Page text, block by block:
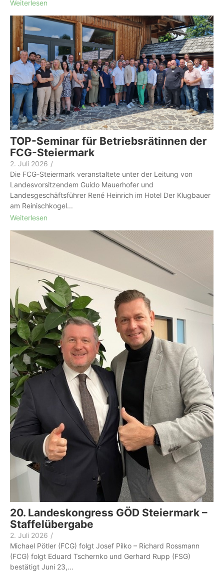
Weiterlesen
TOP-Seminar für Betriebsrätinnen der
FCG-Steiermark
2. Juli 2026 /
Die FCG-Steiermark veranstaltete unter der Leitung von
Landesvorsitzendem Guido Mauerhofer und
Landesgeschäftsführer René Heinrich im Hotel Der Klugbauer
am Reinischkogel...
Weiterlesen
20. Landeskongress GÖD Steiermark –
Staffelübergabe
2. Juli 2026 /
Michael Pötler (FCG) folgt Josef Pilko – Richard Rossmann
(FCG) folgt Eduard Tschernko und Gerhard Rupp (FSG)
bestätigt Juni 23,...